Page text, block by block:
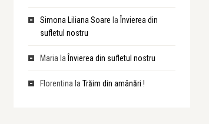
Simona Liliana Soare la Învierea din
sufletul nostru
Maria la Învierea din sufletul nostru
Florentina la Trăim din amânări !